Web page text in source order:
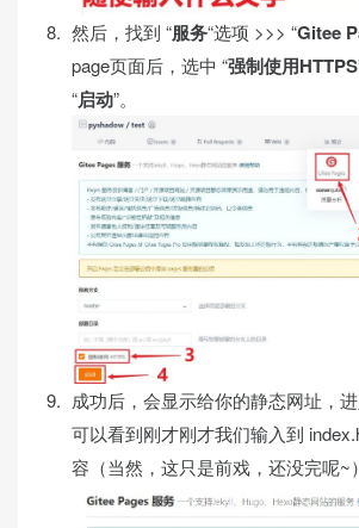
然后，找到 “服务“选项 >>> “Gitee
page页面后，选中 “强制使用HTTPS
“启动”。
成功后，会显示给你的静态网址，
可以看到刚才刚才我们输入到
容（当然，这只是前戏，还没完呢~